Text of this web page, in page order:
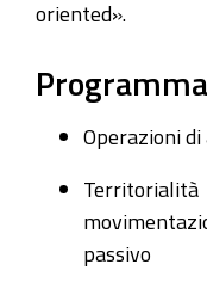
oriented».
Programma
Operazioni di
passivo